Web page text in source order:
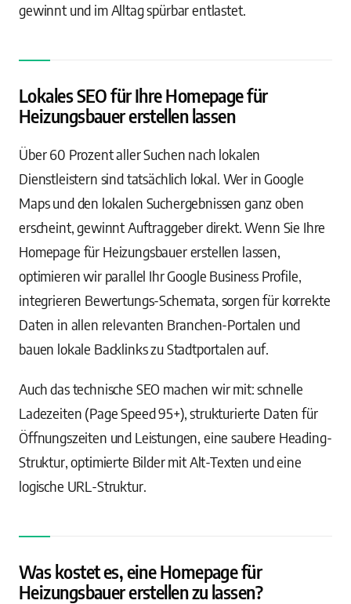
gewinnt und im Alltag spürbar entlastet.
Lokales SEO für Ihre Homepage für
Heizungsbauer erstellen lassen
Über 60 Prozent aller Suchen nach lokalen
Dienstleistern sind tatsächlich lokal. Wer in Google
Maps und den lokalen Suchergebnissen ganz oben
erscheint, gewinnt Auftraggeber direkt. Wenn Sie Ihre
Homepage für Heizungsbauer erstellen lassen,
optimieren wir parallel Ihr Google Business Profile,
integrieren Bewertungs-Schemata, sorgen für korrekte
Daten in allen relevanten Branchen-Portalen und
bauen lokale Backlinks zu Stadtportalen auf.
Auch das technische SEO machen wir mit: schnelle
Ladezeiten (Page Speed 95+), strukturierte Daten für
Öffnungszeiten und Leistungen, eine saubere Heading-
Struktur, optimierte Bilder mit Alt-Texten und eine
logische URL-Struktur.
Was kostet es, eine Homepage für
Heizungsbauer erstellen zu lassen?